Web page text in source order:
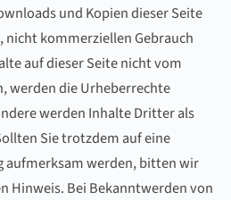
und Kopien dieser Seite
kommerziellen Gebrauch
auf dieser Seite nicht vom
werden die Urheberrechte
werden Inhalte Dritter als
Sie trotzdem auf eine
aufmerksam werden, bitten wir
Hinweis. Bei Bekanntwerden von